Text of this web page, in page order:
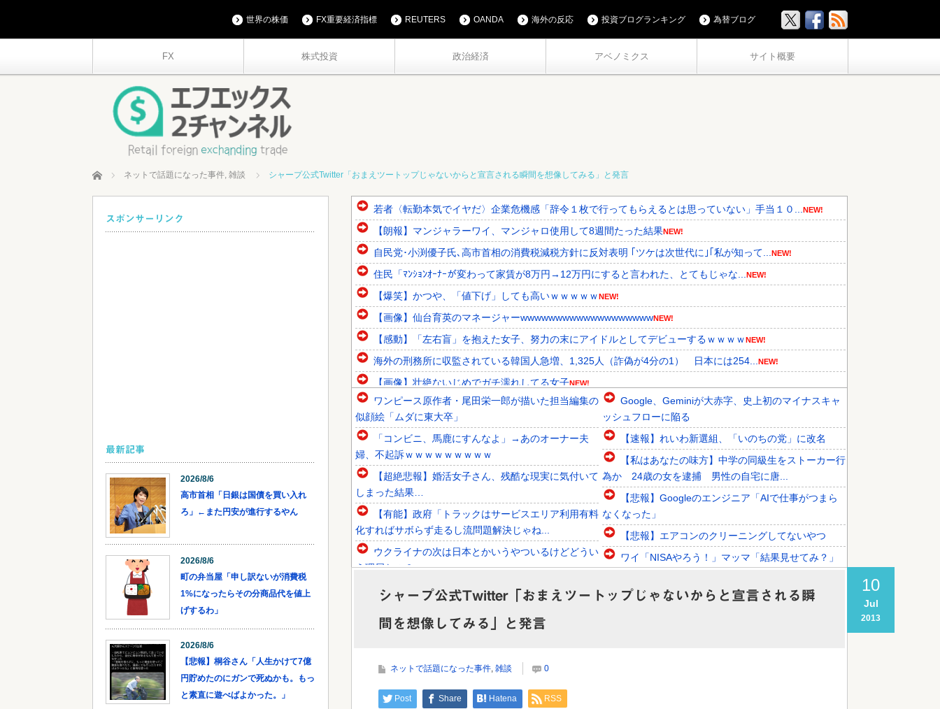
FX 株式投資 政治経済 アベノミクス サイト概要
世界の株価 FX重要経済指標 REUTERS OANDA 海外の反応 投資ブログランキング 為替ブログ
ホーム ネットで話題になった事件, 雑談 シャープ公式Twitter「おまえツートップじゃないからと宣言される瞬間を想像してみる」と発言
若者〈転勤本気でイヤだ〉企業危機感「辞令１枚で行ってもらえるとは思っていない」手当１０... NEW!
【朗報】マンジャラーワイ、マンジャロ使用して8週間たった結果NEW!
自民党･小渕優子氏､高市首相の消費税減税方針に反対表明 ｢ツケは次世代に｣｢私が知って... NEW!
住民「ﾏﾝｼｮﾝｵｰﾅｰが変わって家賃が8万円→12万円にすると言われた、とてもじゃな... NEW!
【爆笑】かつや、「値下げ」しても高いｗｗｗｗｗNEW!
【画像】仙台育英のマネージャーwwwwwwwwwwwwwwwwwwwNEW!
【感動】「左右盲」を抱えた女子、努力の末にアイドルとしてデビューするｗｗｗｗNEW!
海外の刑務所に収監されている韓国人急増、1,325人（詐偽が4分の1） 日本には254... NEW!
【画像】壮絶ないじめでガチ濡れしてる女子NEW!
韓国人「1592年に現代の機械化部隊がタイムスリップした結果がこちらです」→「あまりの...NEW!
韓国人「韓国人組織19名が一斉検挙される！カンボジアからカザフスタンへ拠点を移して詐欺...NEW!
韓国人「日本が東アジア地域で最も高い結婚率と出生率を維持している理由に韓国人が衝撃！」...
Powered by livedoor 相互RSS
ワンピース原作者・尾田栄一郎が描いた担当編集の
似顔絵「ムダに東大卒」
「コンビニ、馬鹿にすんなよ」→あのオーナー夫
婦、不起訴ｗｗｗｗｗｗｗｗｗ
【超絶悲報】婚活女子さん、残酷な現実に気付いて
しまった結果…
【有能】政府「トラックはサービスエリア利用有料
化すればサボらず走るし流問題解決じゃね...
ウクライナの次は日本とかいうやついるけどどうい
う理屈なの？
【超絶朗報】「れいわ新選組」改め、新党「いのち
の党」爆誕！！！うおおおおおおおお
【画像あり】松屋さん、食器の返却のみならず「仕
Google、Geminiが大赤字、史上初のマイナスキャ
ッシュフローに陥る
【速報】れいわ新選組、「いのちの党」に改名
【私はあなたの味方】中学の同級生をストーカー行
為か 24歳の女を逮捕 男性の自宅に唐...
【悲報】Googleのエンジニア「AIで仕事がつまら
なくなった」
【悲報】エアコンのクリーニングしてないやつ
ワイ「NISAやろう！」マッマ「結果見せてみ？」
10
Jul
2013
シャープ公式Twitter「おまえツートップじゃないからと宣言される瞬
間を想像してみる」と発言
ネットで話題になった事件, 雑談 0
Post Share Hatena RSS
スポンサーリンク
最新記事
2026/8/6
高市首相「日銀は国債を買い入れ
ろ」←また円安が進行するやん
2026/8/6
町の弁当屋「申し訳ないが消費税
1%になったらその分商品代を値上
げするわ」
2026/8/6
【悲報】桐谷さん「人生かけて7億
円貯めたのにガンで死ぬかも。もっ
と素直に遊べばよかった。」